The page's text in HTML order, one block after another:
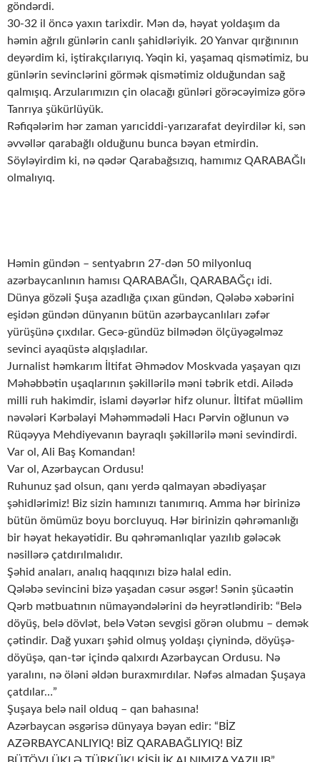
göndərdi.
30-32 il öncə yaxın tarixdir. Mən də, həyat yoldaşım da
həmin ağrılı günlərin canlı şahidləriyik. 20 Yanvar qırğınının
deyərdim ki, iştirakçılarıyıq. Yəqin ki, yaşamaq qismətimiz, bu
günlərin sevinclərini görmək qismətimiz olduğundan sağ
qalmışıq. Arzularımızın çin olacağı günləri görəcəyimizə görə
Tanrıya şükürlüyük.
Rəfiqələrim hər zaman yarıciddi-yarızarafat deyirdilər ki, sən
əvvəllər qarabağlı olduğunu bunca bəyan etmirdin.
Söyləyirdim ki, nə qədər Qarabağsızıq, hamımız QARABAĞlı
olmalıyıq.
Həmin gündən – sentyabrın 27-dən 50 milyonluq
azərbaycanlının hamısı QARABAĞlı, QARABAĞçı idi.
Dünya gözəli Şuşa azadlığa çıxan gündən, Qələbə xəbərini
eşidən gündən dünyanın bütün azərbaycanlıları zəfər
yürüşünə çıxdılar. Gecə-gündüz bilmədən ölçüyəgəlməz
sevinci ayaqüstə alqışladılar.
Jurnalist həmkarım İltifat Əhmədov Moskvada yaşayan qızı
Məhəbbətin uşaqlarının şəkillərilə məni təbrik etdi. Ailədə
milli ruh hakimdir, islami dəyərlər hifz olunur. İltifat müəllim
nəvələri Kərbəlayi Məhəmmədəli Hacı Pərvin oğlunun və
Rüqəyya Mehdiyevanın bayraqlı şəkillərilə məni sevindirdi.
Var ol, Ali Baş Komandan!
Var ol, Azərbaycan Ordusu!
Ruhunuz şad olsun, qanı yerdə qalmayan əbədiyaşar
şəhidlərimiz! Biz sizin hamınızı tanımırıq. Amma hər birinizə
bütün ömümüz boyu borcluyuq. Hər birinizin qəhrəmanlığı
bir həyat hekayətidir. Bu qəhrəmanlıqlar yazılıb gələcək
nəsillərə çatdırılmalıdır.
Şəhid anaları, analıq haqqınızı bizə halal edin.
Qələbə sevincini bizə yaşadan cəsur əsgər! Sənin şücaətin
Qərb mətbuatının nümayəndələrini də heyrətləndirib: “Belə
döyüş, belə dövlət, belə Vətən sevgisi görən olubmu – demək
çətindir. Dağ yuxarı şəhid olmuş yoldaşı çiynində, döyüşə-
döyüşə, qan-tər içində qalxırdı Azərbaycan Ordusu. Nə
yaralını, nə öləni əldən buraxmırdılar. Nəfəs almadan Şuşaya
çatdılar…”
Şuşaya belə nail olduq – qan bahasına!
Azərbaycan əsgərisə dünyaya bəyan edir: “BİZ
AZƏRBAYCANLIYIQ! BİZ QARABAĞLIYIQ! BİZ